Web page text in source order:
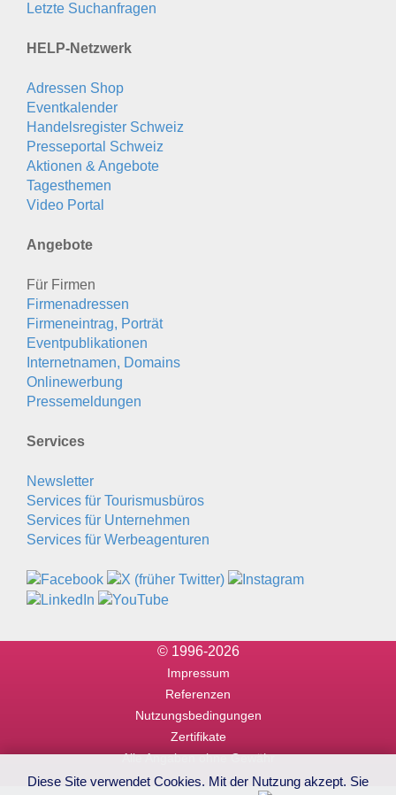
Letzte Suchanfragen
HELP-Netzwerk
Adressen Shop
Eventkalender
Handelsregister Schweiz
Presseportal Schweiz
Aktionen & Angebote
Tagesthemen
Video Portal
Angebote
Für Firmen
Firmenadressen
Firmeneintrag, Porträt
Eventpublikationen
Internetnamen, Domains
Onlinewerbung
Pressemeldungen
Services
Newsletter
Services für Tourismusbüros
Services für Unternehmen
Services für Werbeagenturen
© 1996-2026
Impressum
Referenzen
Nutzungsbedingungen
Zertifikate
Alle Angaben ohne Gewähr
Diese Site verwendet Cookies. Mit der Nutzung akzept. Sie